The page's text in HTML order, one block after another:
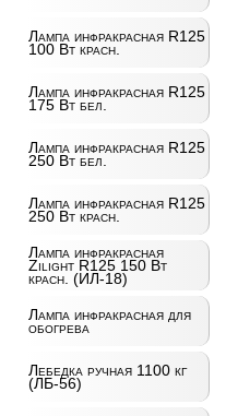
Лампа инфракрасная R125
100 Вт красн.
Лампа инфракрасная R125
175 Вт бел.
Лампа инфракрасная R125
250 Вт бел.
Лампа инфракрасная R125
250 Вт красн.
Лампа инфракрасная
Zilight R125 150 Вт
красн. (ИЛ-18)
Лампа инфракрасная для
обогрева
Лебедка ручная 1100 кг
(ЛБ-56)